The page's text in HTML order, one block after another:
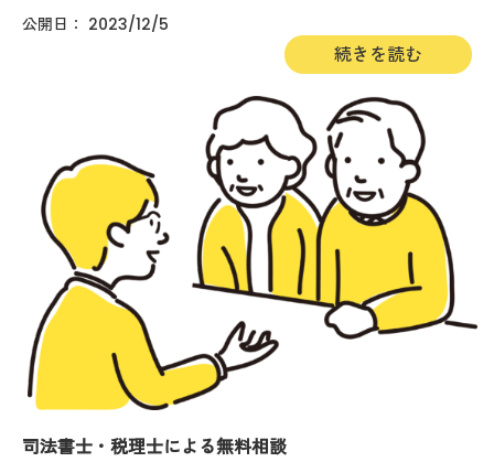
2023/12/5
談下さい。信託相続先生のこだわり信託相続先生では、
司法書士・税理士による無料相談